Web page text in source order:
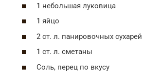
1 небольшая луковица
1 яйцо
2 ст. л. панировочных сухарей
1 ст. л. сметаны
Соль, перец по вкусу